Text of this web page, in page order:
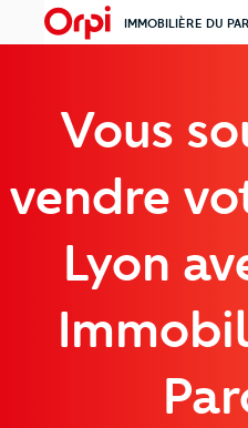
menu IMMOBILIÈRE DU
Vous
vendre
Lyon